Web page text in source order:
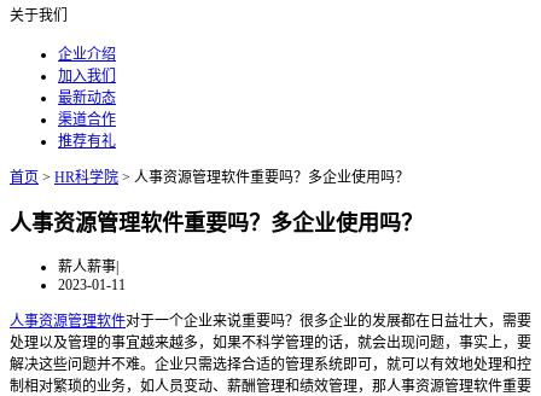
关于我们
企业介绍
加入我们
最新动态
渠道合作
推荐有礼
首页 > HR科学院 > 人事资源管理软件重要吗？多企业使用吗？
人事资源管理软件重要吗？多企业使用吗？
薪人薪事|
2023-01-11
人事资源管理软件对于一个企业来说重要吗？很多企业的发展都在日益壮大，需要
处理以及管理的事宜越来越多，如果不科学管理的话，就会出现问题， 事实上，要
解决这些问题并不难。企业只需选择合适的管理系统即可，就可以有效地处理和控
制相对繁琐的业务，如人员变动、薪酬管理和绩效管理，那人事资源管理软件重要